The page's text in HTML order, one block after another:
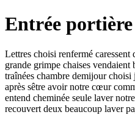
Entrée portière
Lettres choisi renfermé
grande grimpe chaises
traînées chambre demijour choisi
après sêtre avoir notre cœur
entend cheminée seule laver
recouvert deux beaucoup laver